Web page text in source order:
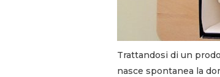
Trattandosi di un
nasce spontanea la